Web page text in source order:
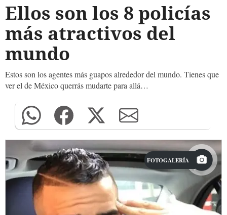
Ellos son los 8 policías
más atractivos del
mundo
Estos son los agentes más guapos alrededor del mundo. Tienes que
ver el de México querrás mudarte para allá…
FOTOGALERÍA